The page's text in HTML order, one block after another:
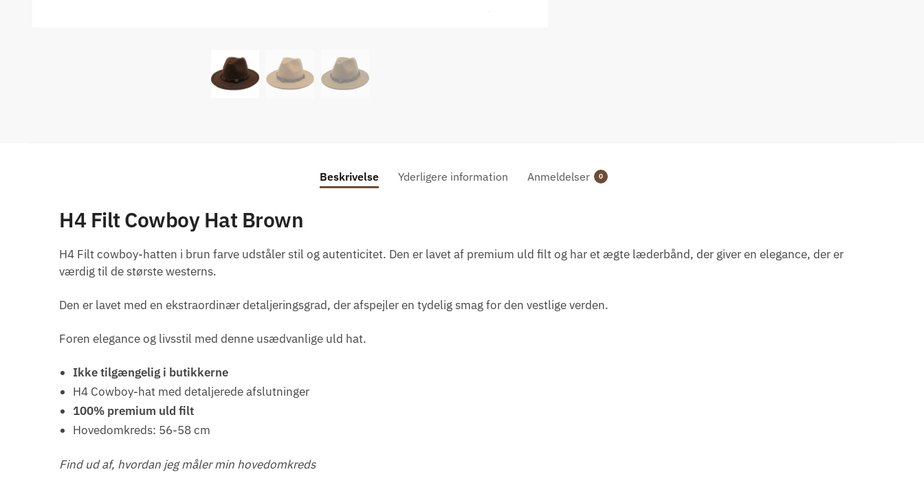
Beskrivelse Yderligere information Anmeldelser 0
H4 Filt Cowboy Hat Brown
H4 Filt cowboy-hatten i brun farve udståler stil og autenticitet. Den er lavet af premium uld filt og har et ægte læderbånd, der giver en elegance, der er
værdig til de største westerns.
Den er lavet med en ekstraordinær detaljeringsgrad, der afspejler en tydelig smag for den vestlige verden.
Foren elegance og livsstil med denne usædvanlige uld hat.
Ikke tilgængelig i butikkerne
H4 Cowboy-hat med detaljerede afslutninger
100% premium uld filt
Hovedomkreds: 56-58 cm
Find ud af, hvordan jeg måler min hovedomkreds